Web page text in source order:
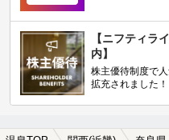
【ニフティラ
内】
株主優待制度で
拡充されました！